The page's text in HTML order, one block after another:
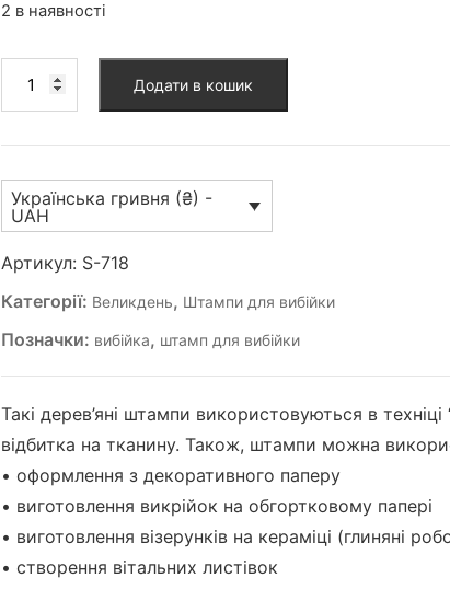
2 в наявності
для
(S-
718)
кількість
Додати в кошик
Українська гривня (₴) -
UAH
Артикул: S-718
Категорії: Великдень, Штампи для вибійки
Позначки: вибійка, штамп для вибійки
Такі дерев’яні штампи використовуються в техніці
відбитка на тканину. Також, штампи можна
• оформлення з декоративного паперу
• виготовлення викрійок на обгортковому папері
• виготовлення візерунків на кераміці (глиняні
• створення вітальних листівок